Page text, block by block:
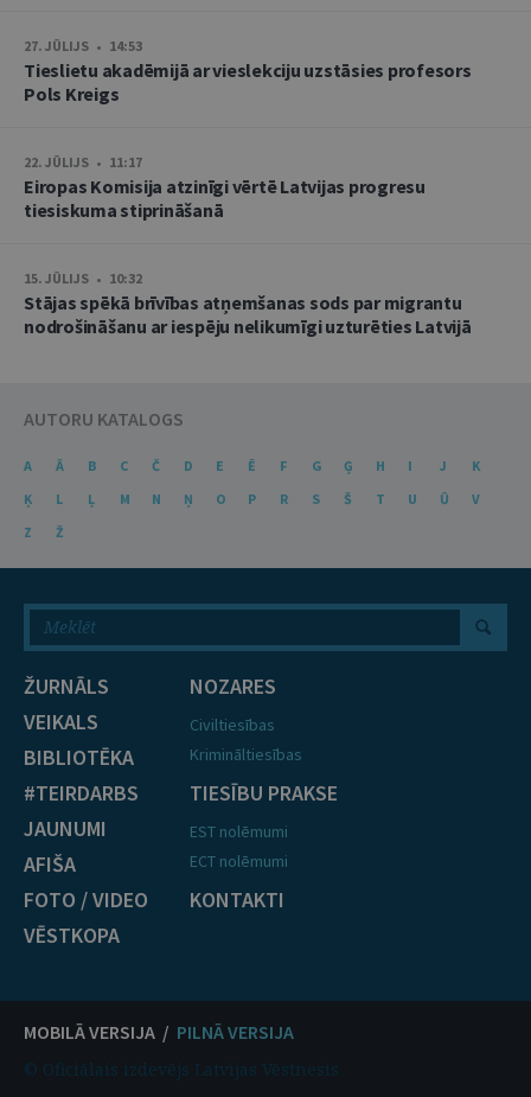
27. JŪLIJS • 14:53
Tieslietu akadēmijā ar vieslekciju uzstāsies profesors
Pols Kreigs
22. JŪLIJS • 11:17
Eiropas Komisija atzinīgi vērtē Latvijas progresu
tiesiskuma stiprināšanā
15. JŪLIJS • 10:32
Stājas spēkā brīvības atņemšanas sods par migrantu
nodrošināšanu ar iespēju nelikumīgi uzturēties Latvijā
AUTORU KATALOGS
A Ā B C Č D E Ē F G Ģ H I J
K
Ķ
L Ļ M N Ņ O P R S Š T U Ū
V
Z
Ž
ŽURNĀLS
VEIKALS
BIBLIOTĒKA
#TEIRDARBS
JAUNUMI
AFIŠA
FOTO / VIDEO
VĒSTKOPA
NOZARES
Civiltiesības
Krimināltiesības
TIESĪBU PRAKSE
EST nolēmumi
ECT nolēmumi
KONTAKTI
MOBILĀ VERSIJA / PILNĀ VERSIJA
© Oficiālais izdevējs Latvijas Vēstnesis